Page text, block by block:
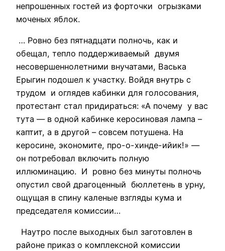
непрошенных гостей из форточки огрызками
моченых яблок.
… Ровно без пятнадцати полночь, как и
обещал, тепло поддерживаемый двумя
несовершеннолетними внучатами, Васька
Ерыгин подошел к участку. Войдя внутрь с
трудом и оглядев кабинки для голосования,
протестант стал придираться: «А почему у вас
тута — в одной кабинке керосиновая лампа –
каптит, а в другой – совсем потушена. На
керосине, экономите, про-о-хинде-ийик!» —
он потребовал включить полную
иллюминацию. И ровно без минуты полночь
опустил свой драгоценный бюллетень в урну,
ощущая в спину каленые взгляды кума и
председателя комиссии…
Наутро после выходных был заготовлен в
районе приказ о комплексной комиссии